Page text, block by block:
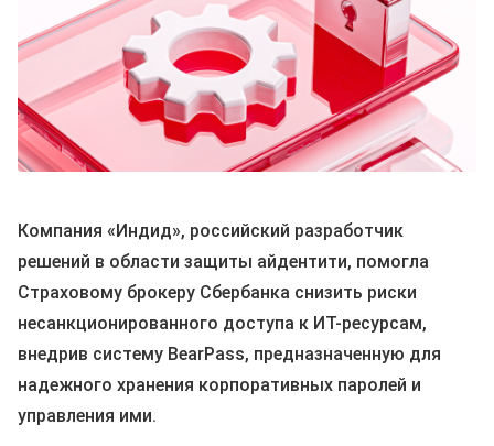
Компания «Индид», российский разработчик
решений в области защиты айдентити, помогла
Страховому брокеру Сбербанка снизить риски
несанкционированного доступа к ИТ-ресурсам,
внедрив систему BearPass, предназначенную для
надежного хранения корпоративных паролей и
управления ими.